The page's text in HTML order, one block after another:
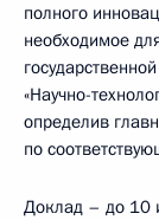
полного
необходимое
«Научно-
определив
по
Доклад – до 10